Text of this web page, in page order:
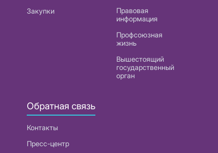
Закупки
Правовая
информация
Профсоюзная
жизнь
Вышестоящий
государственный
орган
Обратная связь
Контакты
Пресс-центр